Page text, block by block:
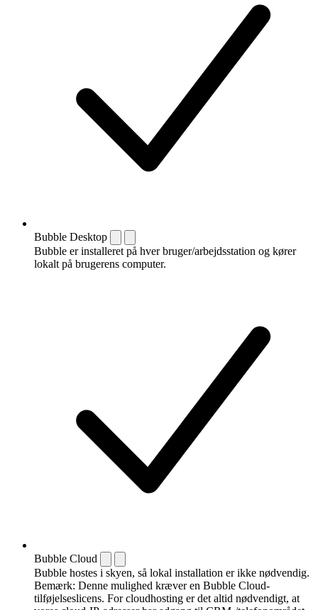
Bubble Desktop
Bubble er installeret på hver bruger/arbejdsstation og kører
lokalt på brugerens computer.
Bubble Cloud
Bubble hostes i skyen, så lokal installation er ikke nødvendig.
Bemærk: Denne mulighed kræver en Bubble Cloud-
tilføjelseslicens. For cloudhosting er det altid nødvendigt, at